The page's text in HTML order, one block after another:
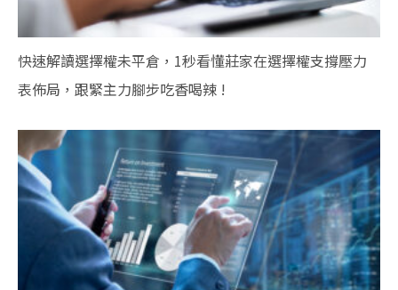
快速解讀選擇權未平倉，1秒看懂莊家在選擇權支撐壓力
表佈局，跟緊主力腳步吃香喝辣 !